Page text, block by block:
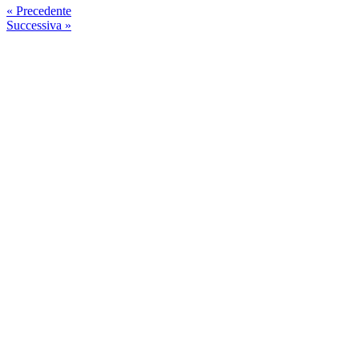
« Precedente
Successiva »